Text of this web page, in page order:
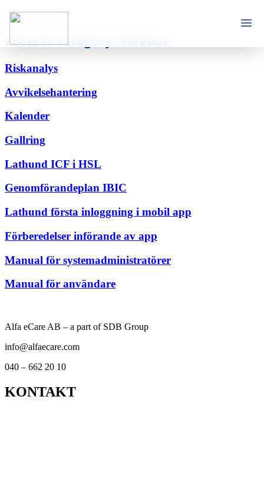
HomeSafeDoc
Posts in category: SafeDoc
Riskanalys
Avvikelsehantering
Kalender
Gallring
Lathund ICF i HSL
Genomförandeplan IBIC
Lathund första inloggning i mobil app
Förberedelser införande av app
Manual för systemadministratörer
Manual för användare
Alfa eCare AB – a part of SDB Group
info@alfaecare.com
040 – 662 20 10
KONTAKT